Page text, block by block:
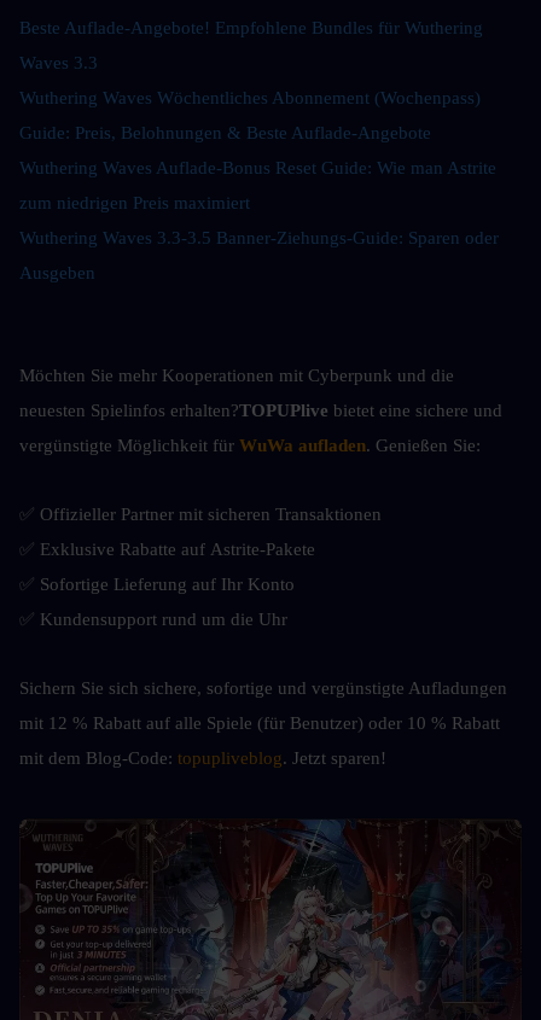
Beste Auflade-Angebote! Empfohlene Bundles für Wuthering
Waves 3.3
Wuthering Waves Wöchentliches Abonnement (Wochenpass)
Guide: Preis, Belohnungen & Beste Auflade-Angebote
Wuthering Waves Auflade-Bonus Reset Guide: Wie man Astrite
zum niedrigen Preis maximiert
Wuthering Waves 3.3-3.5 Banner-Ziehungs-Guide: Sparen oder
Ausgeben
Möchten Sie mehr Kooperationen mit Cyberpunk und die
neuesten Spielinfos erhalten?TOPUPlive bietet eine sichere und
vergünstigte Möglichkeit für WuWa aufladen. Genießen Sie:
✅ Offizieller Partner mit sicheren Transaktionen
✅ Exklusive Rabatte auf Astrite-Pakete
✅ Sofortige Lieferung auf Ihr Konto
✅ Kundensupport rund um die Uhr
Sichern Sie sich sichere, sofortige und vergünstigte Aufladungen
mit 12 % Rabatt auf alle Spiele (für Benutzer) oder 10 % Rabatt
mit dem Blog-Code: topupliveblog. Jetzt sparen!